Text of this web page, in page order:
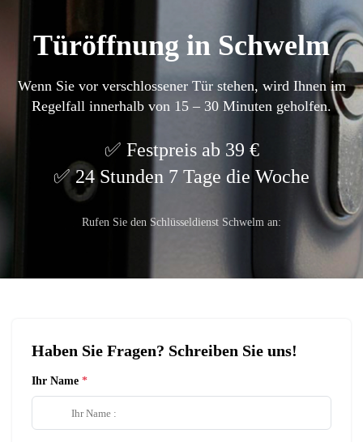
Türöffnung in Schwelm
Wenn Sie vor verschlossener Tür stehen, wird Ihnen im
Regelfall innerhalb von 15 – 30 Minuten geholfen.
Festpreis ab 39 €
24 Stunden 7 Tage die Woche
Rufen Sie den Schlüsseldienst Schwelm an:
Haben Sie Fragen? Schreiben Sie uns!
Ihr Name